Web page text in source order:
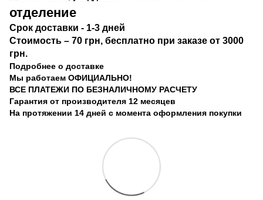
отделение
Срок доставки - 1-3 дней
Стоимость – 70 грн, бесплатно при заказе от 3000
грн.
Подробнее о доставке
Мы работаем ОФИЦИАЛЬНО!
ВСЕ ПЛАТЕЖИ ПО БЕЗНАЛИЧНОМУ РАСЧЕТУ
Гарантия от производителя 12 месяцев
На протяжении 14 дней с момента оформления покупки